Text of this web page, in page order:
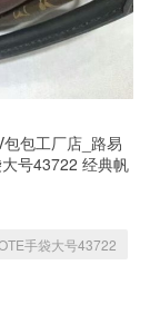
包工厂店_路易
号43722 经典帆
手袋大号43722